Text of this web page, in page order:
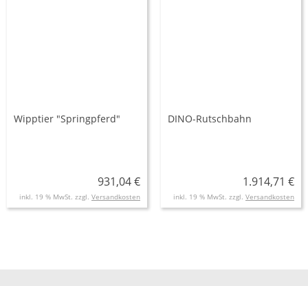
Wipptier "Springpferd"
931,04 €
inkl. 19 % MwSt. zzgl. Versandkosten
DINO-Rutschbahn
1.914,71 €
inkl. 19 % MwSt. zzgl. Versandkosten